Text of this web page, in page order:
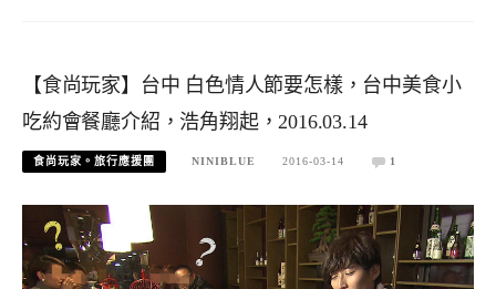
【食尚玩家】台中 白色情人節要怎樣，台中美食小
吃約會餐廳介紹，浩角翔起，2016.03.14
食尚玩家。旅行應援團 NINIBLUE 2016-03-14 1